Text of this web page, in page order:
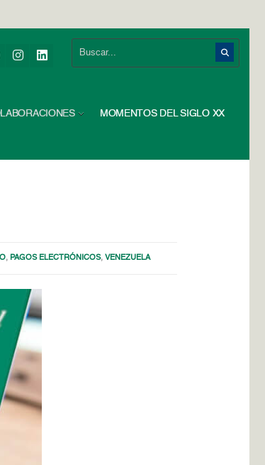
MOMENTOS DEL SIGLO XX
, PAGOS ELECTRÓNICOS,VENEZUELA